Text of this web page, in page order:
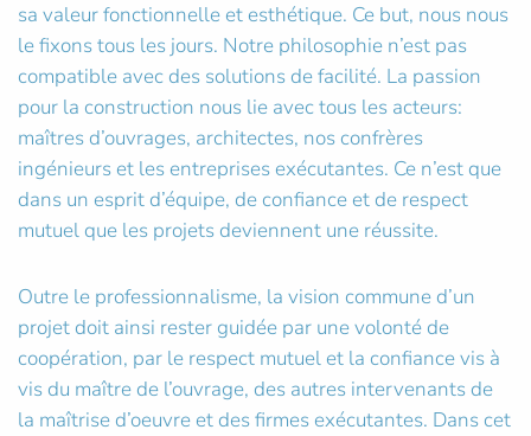
sa valeur fonctionnelle et esthétique. Ce but, nous nous
le fixons tous les jours. Notre philosophie n’est pas
compatible avec des solutions de facilité. La passion
pour la construction nous lie avec tous les acteurs:
maîtres d’ouvrages, architectes, nos confrères
ingénieurs et les entreprises exécutantes. Ce n’est que
dans un esprit d’équipe, de confiance et de respect
mutuel que les projets deviennent une réussite.
Outre le professionnalisme, la vision commune d’un
projet doit ainsi rester guidée par une volonté de
coopération, par le respect mutuel et la confiance vis à
vis du maître de l’ouvrage, des autres intervenants de
la maîtrise d’oeuvre et des firmes exécutantes. Dans cet